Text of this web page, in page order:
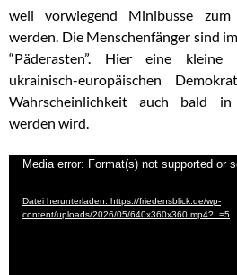
weil vorwiegend Minibusse
werden. Die Menschenfänger sind
“Päderasten”. Hier eine
ukrainisch-europäischen
Wahrscheinlichkeit auch bald
werden wird.
Video-
Media error: Format(s) not supported or
Datei herunterladen: https://friedensblick.de/wp-
content/uploads/2026/05/640x360x360.mp4?_=5